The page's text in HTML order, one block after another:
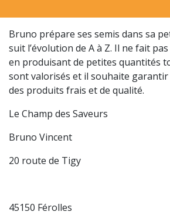
Bruno prépare ses semis dans sa
suit l’évolution de A à Z. Il ne fait
en produisant de petites quantités
sont valorisés et il souhaite
des produits frais et de qualité.
Le Champ des Saveurs
Bruno Vincent
20 route de Tigy
45150 Férolles